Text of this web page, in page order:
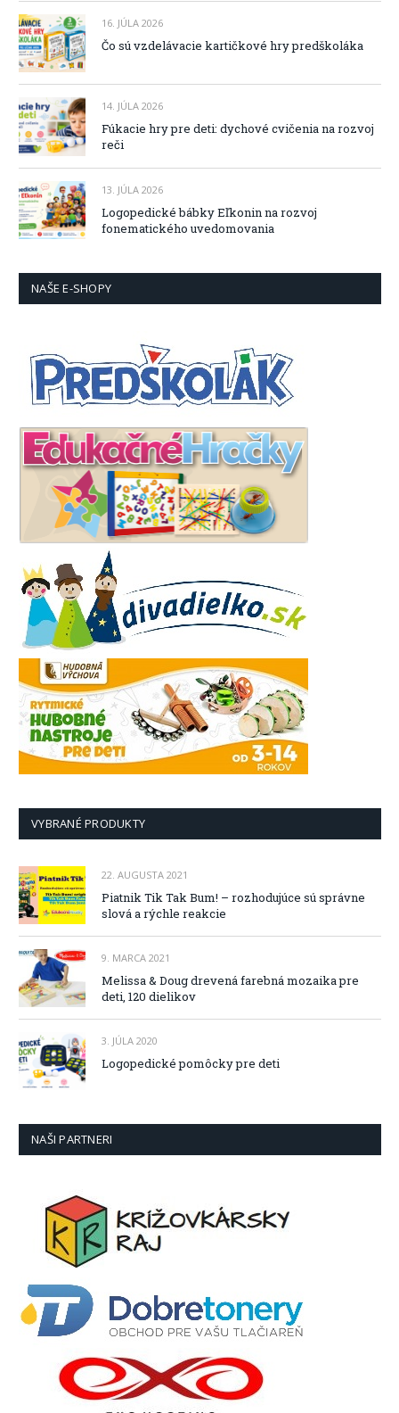
16. JÚLA 2026
Čo sú vzdelávacie kartičkové hry predškoláka
14. JÚLA 2026
Fúkacie hry pre deti: dychové cvičenia na rozvoj
reči
13. JÚLA 2026
Logopedické bábky Eľkonin na rozvoj
fonematického uvedomovania
NAŠE E-SHOPY
VYBRANÉ PRODUKTY
22. AUGUSTA 2021
Piatnik Tik Tak Bum! – rozhodujúce sú správne
slová a rýchle reakcie
9. MARCA 2021
Melissa & Doug drevená farebná mozaika pre
deti, 120 dielikov
3. JÚLA 2020
Logopedické pomôcky pre deti
NAŠI PARTNERI